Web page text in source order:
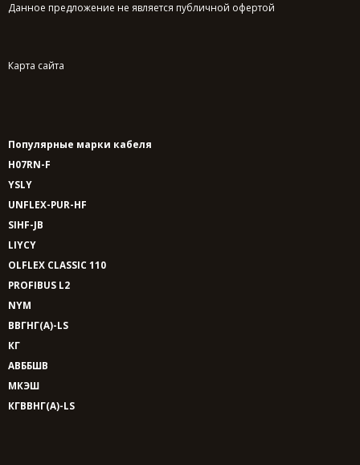
Данное предложение не является публичной офертой
Карта сайта
Популярные марки кабеля
H07RN-F
YSLY
UNFLEX-PUR-HF
SIHF-JB
LIYCY
OLFLEX CLASSIC 110
PROFIBUS L2
NYM
ВВГНГ(A)-LS
КГ
АВББШВ
МКЭШ
КГВВНГ(A)-LS